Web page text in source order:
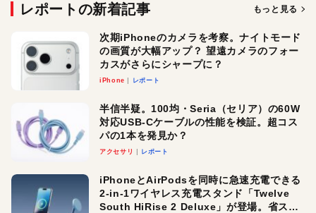
レポートの新着記事 もっと見る
次期iPhoneのカメラを考察。ナイトモード
の画質が大幅アップ？ 望遠カメラのフォー
カスがさらにシャープに？
iPhone レポート
半信半疑。100均・Seria（セリア）の60W
対応USB-Cケーブルの性能を検証。超コス
パの1本を発見か？
アクセサリ レポート
iPhoneとAirPodsを同時に急速充電できる
2-in-1ワイヤレス充電スタンド「Twelve
South HiRise 2 Deluxe」が登場。省スペ